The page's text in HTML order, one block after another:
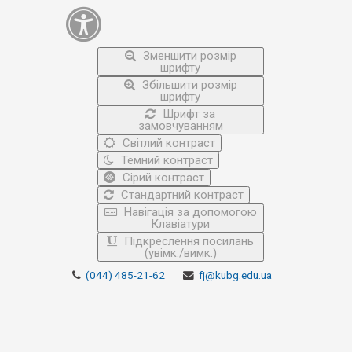
Зменшити розмір
шрифту
Збільшити розмір
шрифту
Шрифт за
замовчуванням
Світлий контраст
Темний контраст
Сірий контраст
Стандартний контраст
Навігація за допомогою
Клавіатури
Підкреслення посилань
(увімк./вимк.)
(044) 485-21-62 fj@kubg.edu.ua